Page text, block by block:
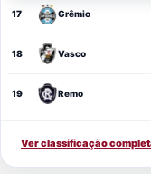
17 Grêmio
18 Vasco
19 Remo
Ver classificação